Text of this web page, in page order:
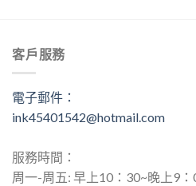
客戶服務
電子郵件：
ink45401542@hotmail.com
服務時間：
周一-周五: 早上10：30~晚上9：